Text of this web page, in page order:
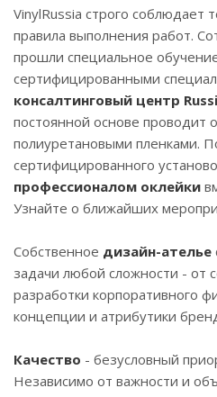
VinylRussia строго соблюдает
правила выполнения работ.
прошли специальное
сертифицированными
консалтинговый центр
постоянной основе проводит
полиуретановыми пленками.
сертифицированного
профессионалом оклейки
Узнайте о ближайших
Собственное дизайн-ателье
задачи любой сложности - от
разработки корпоративного
концепции и атрибутики
Качество - безусловный
Независимо от важности и